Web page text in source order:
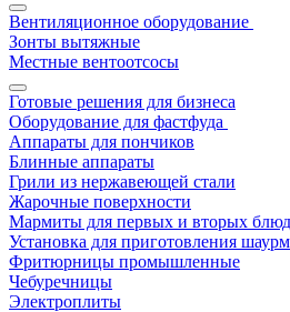
Вентиляционное оборудование
Зонты вытяжные
Местные вентоотсосы
Готовые решения для бизнеса
Оборудование для фастфуда
Аппараты для пончиков
Блинные аппараты
Грили из нержавеющей стали
Жарочные поверхности
Мармиты для первых и вторых блюд
Установка для приготовления
Фритюрницы промышленные
Чебуречницы
Электроплиты